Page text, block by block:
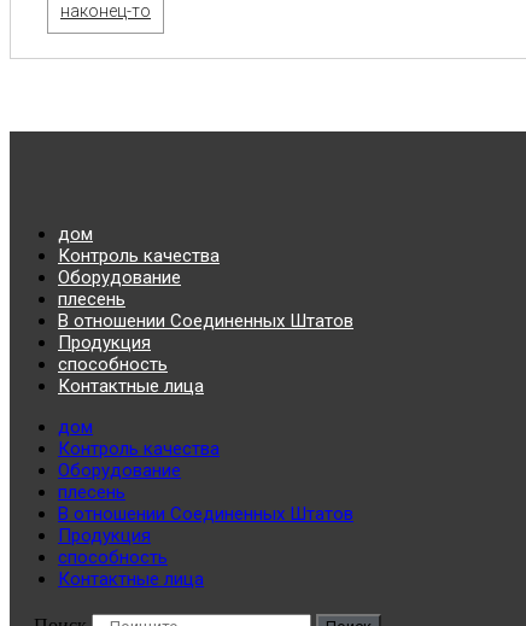
наконец-то
дом
Контроль качества
Оборудование
плесень
В отношении Соединенных Штатов
Продукция
способность
Контактные лица
дом
Контроль качества
Оборудование
плесень
В отношении Соединенных Штатов
Продукция
способность
Контактные лица